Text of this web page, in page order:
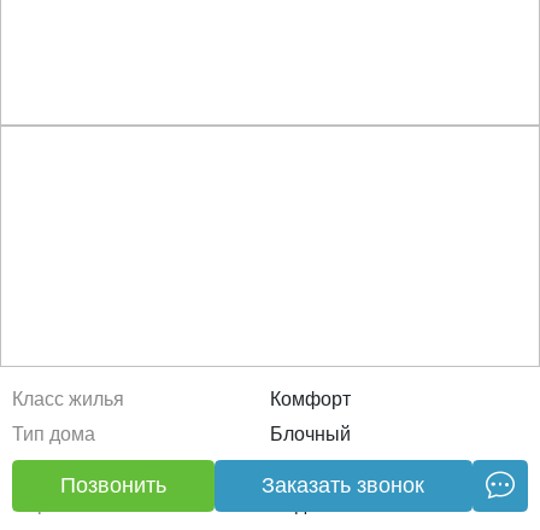
Класс жилья
Комфорт
Тип дома
Блочный
Этажность
Паркинг
Позвонить Заказать звонок